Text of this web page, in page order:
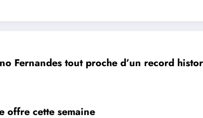
Fernandes tout proche d’un record
offre cette semaine